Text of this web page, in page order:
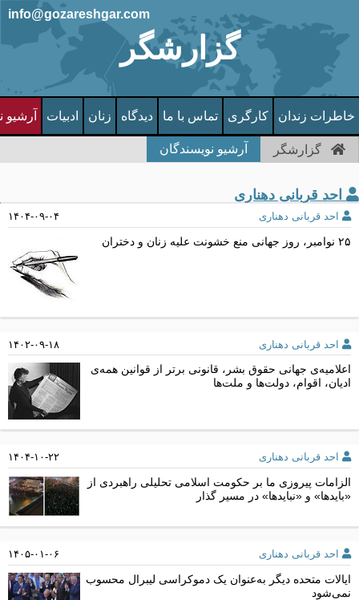
گزارشگر
info@gozareshgar.com
خاطرات زندان کارگری تماس با ما دیدگاه زنان ادبیات آرشیو
گزارشگر آرشیو نویسندگان
احد قربانی دهناری
احد قربانی دهناری ۱۴۰۴-۰۹-۰۴
۲۵ نوامبر، روز جهانی منع خشونت علیه زنان و دختران
احد قربانی دهناری ۱۴۰۲-۰۹-۱۸
اعلامیه‌ی جهانی حقوق بشر، قانونی برتر از قوانین همه‌ی
ادیان، اقوام، دولت‌ها و ملت‌ها
احد قربانی دهناری ۱۴۰۴-۱۰-۲۲
الزامات پیروزی ما بر حکومت اسلامی تحلیلی راهبردی از
«بایدها» و «نبایدها» در مسیر گذار
احد قربانی دهناری ۱۴۰۵-۰۱-۰۶
ایالات متحده دیگر به‌عنوان یک دموکراسی لیبرال محسوب
نمی‌شود